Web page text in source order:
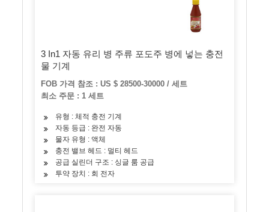
3 In1 자동 유리 병 주류 포도주 병에 넣는 충전
물 기계
FOB 가격 참조 : US $ 28500-30000 / 세트
최소 주문 : 1 세트
유형 : 체적 충전 기계
자동 등급 : 완전 자동
물자 유형 : 액체
충전 밸브 헤드 : 멀티 헤드
공급 실린더 구조 : 싱글 룸 공급
투약 장치 : 회 전자